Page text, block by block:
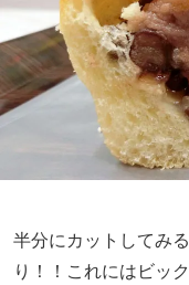
半分にカットしてみ
り！！これにはビック